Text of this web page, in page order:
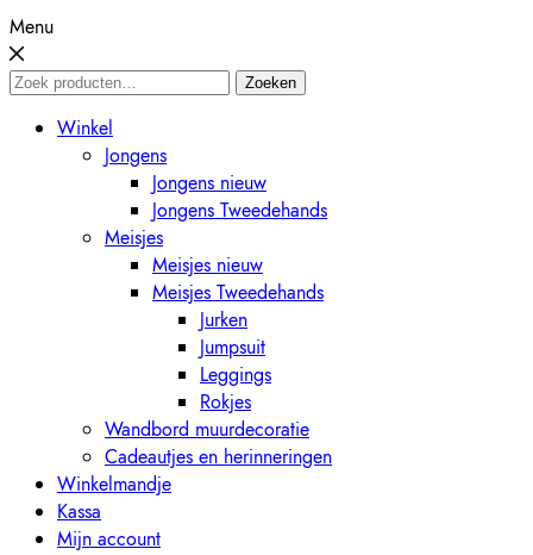
Menu
Zoeken
Zoeken
Winkel
Jongens
Jongens nieuw
Jongens Tweedehands
Meisjes
Meisjes nieuw
Meisjes Tweedehands
Jurken
Jumpsuit
Leggings
Rokjes
Wandbord muurdecoratie
Cadeautjes en herinneringen
Winkelmandje
Kassa
Mijn account